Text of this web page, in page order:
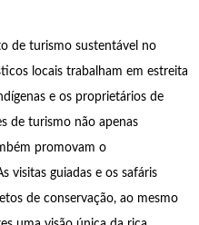
de turismo sustentável no
locais trabalham em estreita
e os proprietários de
de turismo não apenas
promovam o
visitas guiadas e os safáris
de conservação, ao mesmo